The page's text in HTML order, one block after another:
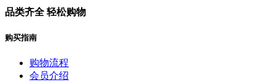
品类齐全 轻松购物
购买指南
购物流程
会员介绍